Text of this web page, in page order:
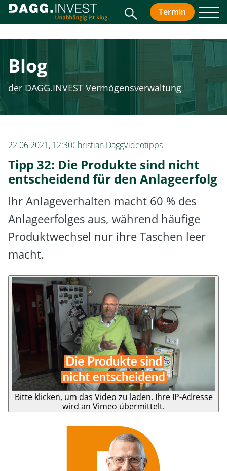
SucheTermin
Blog
der DAGG.INVEST Vermögensverwaltung
22.06.2021, 12:30Christian DaggVideotipps
Tipp 32: Die Produkte sind nicht
entscheidend für den Anlageerfolg
Ihr Anlageverhalten macht 60 % des
Anlageerfolges aus, während häufige
Produktwechsel nur ihre Taschen leer
macht.
Bitte klicken, um das Video zu laden. Ihre IP-Adresse
wird an Vimeo übermittelt.